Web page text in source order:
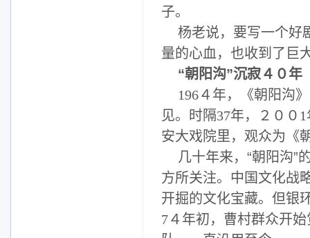
子。
杨老说，要写一个好
量的心血，也收到了巨
“朝阳沟”沉寂４０年
196４年，《朝阳沟
见。时隔37年，２００ 1
安大戏院里，观众为《
几十年来，“朝阳沟”
方所关注。中国文化战
开掘的文化宝藏。但银
7４年初，曹村群众开